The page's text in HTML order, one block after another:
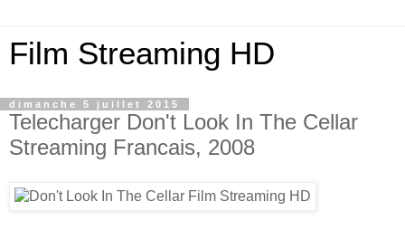
Film Streaming HD
dimanche 5 juillet 2015
Telecharger Don't Look In The Cellar
Streaming Francais, 2008